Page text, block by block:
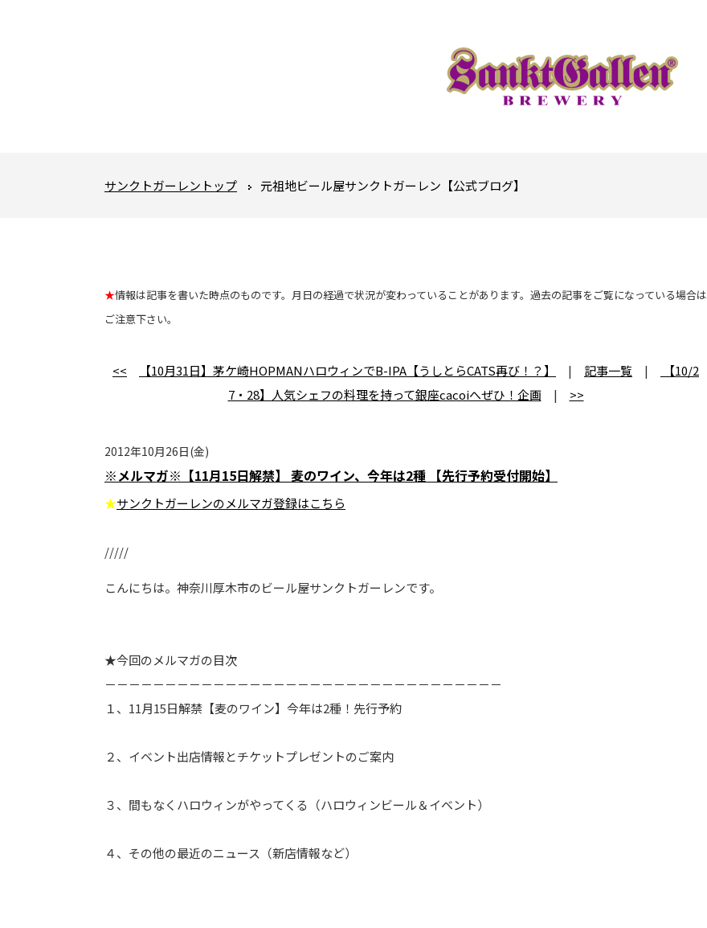
サンクトガーレントップ 元祖地ビール屋サンクトガーレン【公式ブログ】
★情報は記事を書いた時点のものです。月日の経過で状況が変わっていることがあります。過去の記事をご覧になっている場合は
ご注意下さい。
<< 【10月31日】茅ケ崎HOPMANハロウィンでB-IPA【うしとらCATS再び！？】 | 記事一覧 |
【10/2
7・28】人気シェフの料理を持って銀座cacoiへぜひ！企画| >>
2012年10月26日(金)
※メルマガ※【11月15日解禁】 麦のワイン、今年は2種 【先行予約受付開始】
★サンクトガーレンのメルマガ登録はこちら
/////
こんにちは。神奈川厚木市のビール屋サンクトガーレンです。
★今回のメルマガの目次
－－－－－－－－－－－－－－－－－－－－－－－－－－－－－－－－－
１、11月15日解禁【麦のワイン】今年は2種！先行予約
２、イベント出店情報とチケットプレゼントのご案内
３、間もなくハロウィンがやってくる（ハロウィンビール＆イベント）
４、その他の最近のニュース（新店情報など）